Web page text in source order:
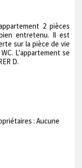
2 pièces
entretenu. Il est
sur la pièce de vie
L'appartement se
D.
: Aucune